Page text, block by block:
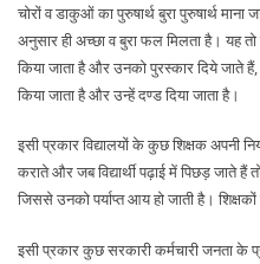
चोरों व डाकुओं का पुरुषार्थ बुरा पुरुषार्थ
अनुसार ही अच्छा व बुरा फल मिलता है। यह तो
किया जाता है और उनको पुरस्कार दिये जाते
किया जाता है और उन्हें दण्ड दिया जाता है।
इसी प्रकार विद्यालयों के कुछ शिक्षक अपनी
कराते और जब विद्यार्थी पढ़ाई में पिछड़ जाते हैं
जिससे उनको पर्याप्त आय हो जाती है। शिक्षकों
इसी प्रकार कुछ सरकारी कर्मचारी जनता के